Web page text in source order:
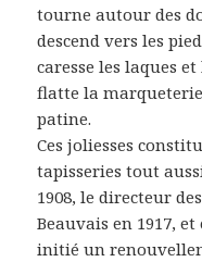
tourne autour des
descend vers les
caresse les laques
flatte la
patine.
Ces joliesses
tapisseries tout
1908, le directeur
Beauvais en 1917,
initié un